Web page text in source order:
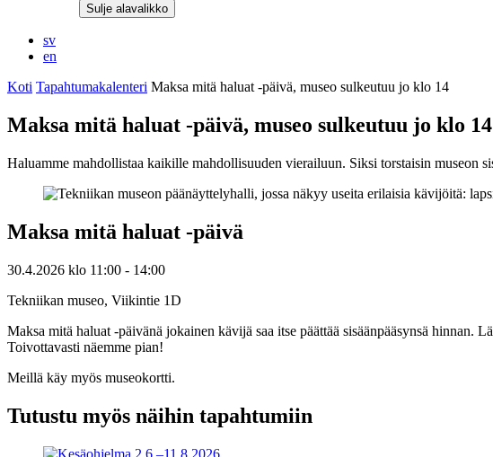
Sulje alavalikko
sv
en
Koti Tapahtumakalenteri Maksa mitä haluat -päivä, museo sulkeutuu jo klo 14
Maksa mitä haluat -päivä, museo sulkeutuu jo klo 14
Haluamme mahdollistaa kaikille mahdollisuuden vierailuun. Siksi torstaisin museon
Maksa mitä haluat -päivä
30.4.2026 klo 11:00 - 14:00
Tekniikan museo, Viikintie 1D
Maksa mitä haluat -päivänä jokainen kävijä saa itse päättää sisäänpääsynsä hinnan.
Toivottavasti näemme pian!
Meillä käy myös museokortti.
Tutustu myös näihin tapahtumiin